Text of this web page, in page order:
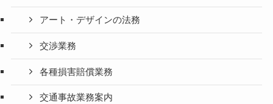
アート・デザインの法務
交渉業務
各種損害賠償業務
交通事故業務案内